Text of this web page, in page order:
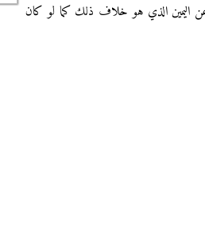
اليمين الذي هو خلاف ذلك كما لو كان